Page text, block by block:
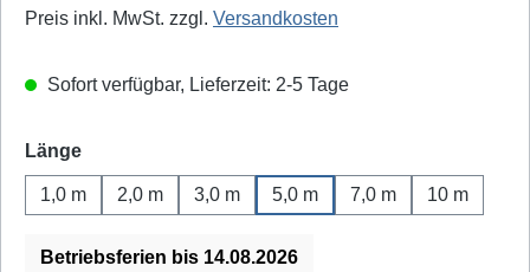
Preis inkl. MwSt. zzgl. Versandkosten
Sofort verfügbar, Lieferzeit: 2-5 Tage
Längeauswählen
1,0 m 2,0 m 3,0 m 5,0 m 7,0 m 10 m
Betriebsferien bis 14.08.2026